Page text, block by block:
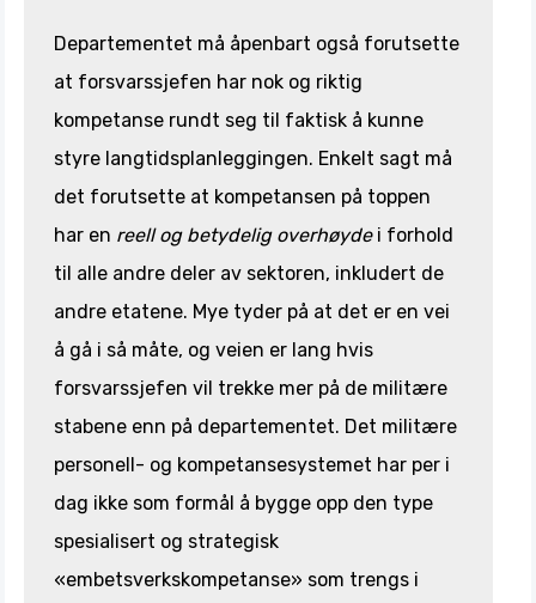
Departementet må åpenbart også forutsette
at forsvarssjefen har nok og riktig
kompetanse rundt seg til faktisk å kunne
styre langtidsplanleggingen. Enkelt sagt må
det forutsette at kompetansen på toppen
har en reell og betydelig overhøydei forhold
til alle andre deler av sektoren, inkludert de
andre etatene. Mye tyder på at det er en vei
å gå i så måte, og veien er lang hvis
forsvarssjefen vil trekke mer på de militære
stabene enn på departementet. Det militære
personell- og kompetansesystemet har per i
dag ikke som formål å bygge opp den type
spesialisert og strategisk
«embetsverkskompetanse» som trengs i